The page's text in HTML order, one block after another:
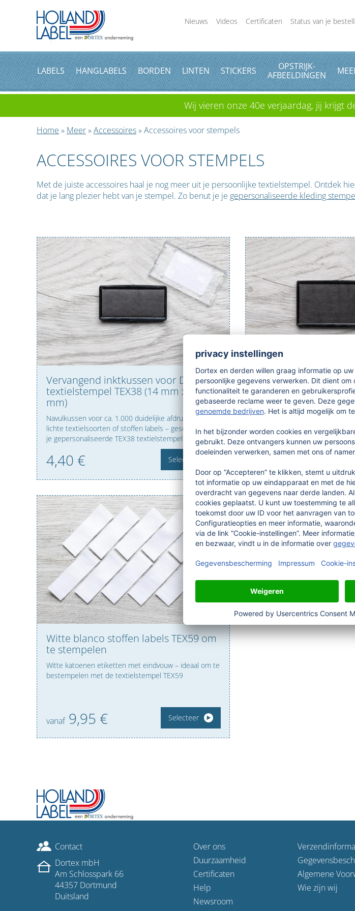
Nieuws Videos Certificaten Status van je
LABELS HANGLABELS BORDEN LINTEN STICKERS OPSTRIJK-
AFBEELDINGEN
Wij vieren onze 40e verjaardag, jij krijgt
Home » Meer»Accessoires» Accessoires voor stempels
ACCESSOIRES VOOR STEMPELS
Met de juiste accessoires haal je nog meer uit je persoonlijke textielstempel. Ontdek
dat je lang plezier hebt van je stempel. Zo benut je je gepersonaliseerde kleding
Vervangend inktkussen voor DORTEX
textielstempel TEX38 (14 mm x 38
mm)
Navulkussen voor ca. 1.000 duidelijke afdrukken op
lichte textielsoorten of stoffen labels – geschikt voor
je gepersonaliseerde TEX38 textielstempel.
4,40 € Selecteer
Vervangend
textielstempel TEX59
mm)
Navulkussen voor ca. 1.000
lichte textielsoorten of stoffen
je gepersonaliseerde TEX59
6,30€
Witte blanco stoffen labels TEX59 om
te stempelen
Witte katoenen etiketten met eindvouw – ideaal om te
bestempelen met de textielstempel TEX59
vanaf 9,95 € Selecteer
Contact
Dortex mbH
Am Schlosspark 66
44357 Dortmund
Duitsland
Over ons
Duurzaamheid
Certificaten
Help
Newsroom
Algemene
Wie zijn wij